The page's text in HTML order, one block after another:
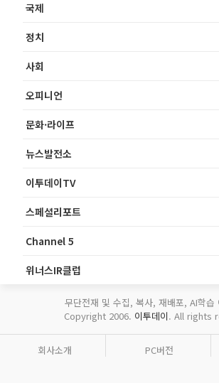
국제
정치
사회
오피니언
문화·라이프
뉴스발전소
이투데이TV
스페셜리포트
Channel 5
위너스IR클럽
무단전재 및 수집, 복사, 재배포, AI학습
Copyright 2006. 이투데이. All rights
회사소개 PC버전